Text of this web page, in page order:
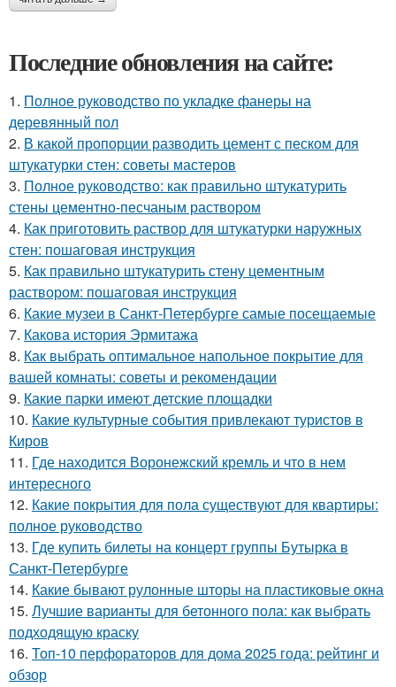
Последние обновления на сайте:
1. Полное руководство по укладке фанеры на
деревянный пол
2. В какой пропорции разводить цемент с песком для
штукатурки стен: советы мастеров
3. Полное руководство: как правильно штукатурить
стены цементно-песчаным раствором
4. Как приготовить раствор для штукатурки наружных
стен: пошаговая инструкция
5. Как правильно штукатурить стену цементным
раствором: пошаговая инструкция
6. Какие музеи в Санкт-Петербурге самые посещаемые
7. Какова история Эрмитажа
8. Как выбрать оптимальное напольное покрытие для
вашей комнаты: советы и рекомендации
9. Какие парки имеют детские площадки
10. Какие культурные события привлекают туристов в
Киров
11. Где находится Воронежский кремль и что в нем
интересного
12. Какие покрытия для пола существуют для квартиры:
полное руководство
13. Где купить билеты на концерт группы Бутырка в
Санкт-Петербурге
14. Какие бывают рулонные шторы на пластиковые окна
15. Лучшие варианты для бетонного пола: как выбрать
подходящую краску
16. Топ-10 перфораторов для дома 2025 года: рейтинг и
обзор